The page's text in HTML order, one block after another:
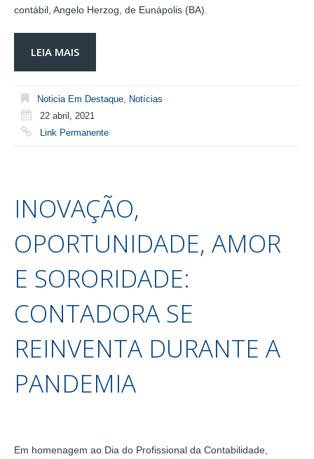
contábil, Angelo Herzog, de Eunápolis (BA).
LEIA MAIS
Noticia Em Destaque, Notícias
22 abril, 2021
Link Permanente
INOVAÇÃO,
OPORTUNIDADE, AMOR
E SORORIDADE:
CONTADORA SE
REINVENTA DURANTE A
PANDEMIA
Em homenagem ao Dia do Profissional da Contabilidade,